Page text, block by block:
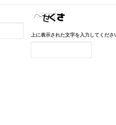
上に表示された文字を入力してくださ